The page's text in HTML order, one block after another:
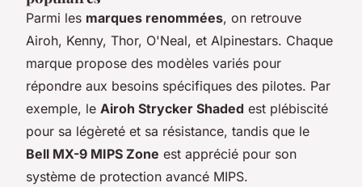
Parmi les marques renommées, on retrouve
Airoh, Kenny, Thor, O'Neal, et Alpinestars. Chaque
marque propose des modèles variés pour
répondre aux besoins spécifiques des pilotes. Par
exemple, le Airoh Strycker Shaded est plébiscité
pour sa légèreté et sa résistance, tandis que le
Bell MX-9 MIPS Zone est apprécié pour son
système de protection avancé MIPS.